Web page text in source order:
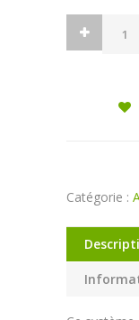
Catégorie :